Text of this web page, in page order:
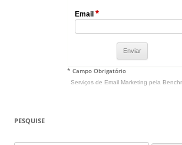
Email *
* Campo Obrigatório
Serviços de Email Marketing pela
PESQUISE